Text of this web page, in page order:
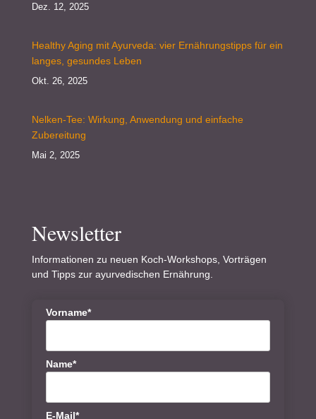
Dez. 12, 2025
Healthy Aging mit Ayurveda: vier Ernährungstipps für ein
langes, gesundes Leben
Okt. 26, 2025
Nelken-Tee: Wirkung, Anwendung und einfache
Zubereitung
Mai 2, 2025
Newsletter
Informationen zu neuen Koch-Workshops, Vorträgen
und Tipps zur ayurvedischen Ernährung.
Vorname*
Name*
E-Mail*